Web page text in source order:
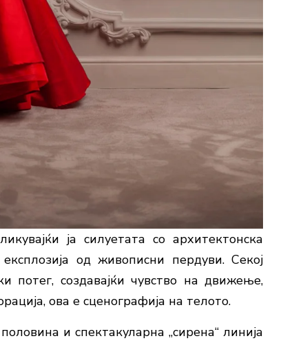
ја силуетата со архитектонска
од живописни пердуви. Секој
потег, создавајќи чувство на движење,
ова е сценографија на телото.
и спектакуларна „сирена“ линија